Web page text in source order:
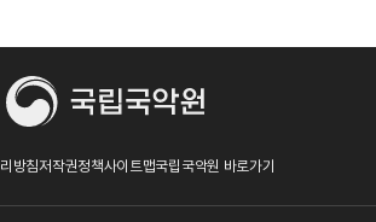
방침저작권정책사이트맵국립국악원 바로가기